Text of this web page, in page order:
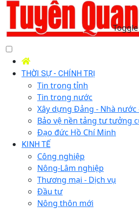
THỜI SỰ - CHÍNH TRỊ
Tin trong tỉnh
Tin trong nước
Xây dựng Đảng - Nhà nước
Bảo vệ nền tảng tư tưởng
Đạo đức Hồ Chí Minh
KINH TẾ
Công nghiệp
Nông-Lâm nghiệp
Thương mại - Dịch vụ
Đầu tư
Nông thôn mới